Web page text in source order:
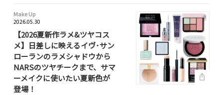
Make Up
2026.05.30
【2026夏新作ラメ&ツヤコス
メ】日差しに映えるイヴ･サン
ローランのラメシャドウから
NARSのツヤチークまで、サマ
ーメイクに使いたい夏新色が
登場！